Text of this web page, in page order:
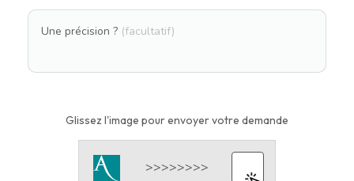
Une précision ? (facultatif)
Glissez l'image pour envoyer votre demande